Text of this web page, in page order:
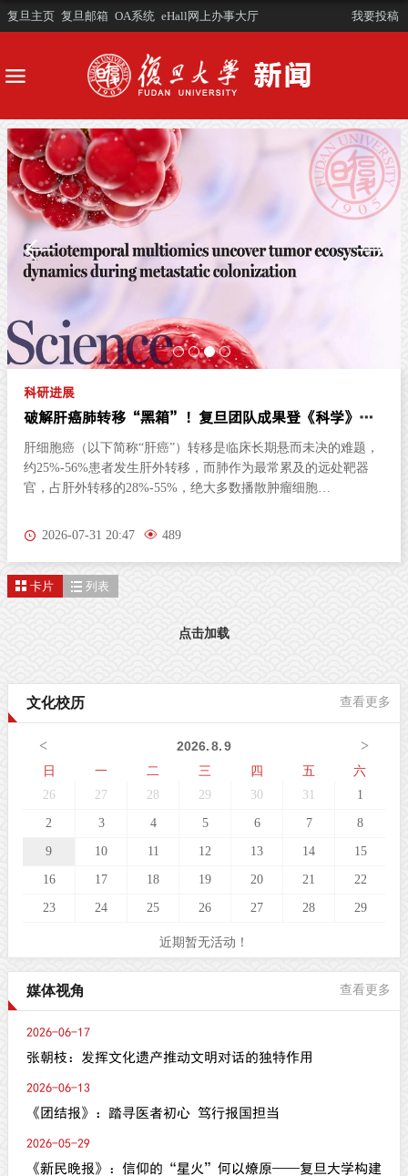
复旦主页 复旦邮箱 OA系统 eHall网上办事大厅 我要投稿
科研进展
破解肝癌肺转移“黑箱”！复旦团队成果登《科学》杂
志
肝细胞癌（以下简称“肝癌”）转移是临床长期悬而未决的难题，
约25%-56%患者发生肝外转移，而肺作为最常累及的远处靶器
官，占肝外转移的28%-55%，绝大多数播散肿瘤细胞
疫系统识别并清除，仅有极少数休眠细胞侥幸存活，逐步形成微
部微环境协同演化，其完整时空动态机制一直是肿瘤转移领域
院士、周俭院士、孙云帆副主任医师团队，联合基因组多维解析
队，在《科学》（Science）在线发表题为 “Spatiotemporal Multi-
Omics Uncover Tumor Ecosystem Dynamics During Metastatic
了覆盖9个连续时
2026-07-31 20:47 489
卡片 列表
点击加载
文化校历 查看更多
< >
2026.8.9
日
一 二 三 四 五 六
26 27 28 29 30 31 1
2 3 4 5 6 7 8
9 10 11 12 13 14 15
16 17 18 19 20 21 22
23 24 25 26 27 28 29
近期暂无活动！
媒体视角 查看更多
2026-06-17
张朝枝：发挥文化遗产推动文明对话的独特作用
2026-06-13
《团结报》：踏寻医者初心 笃行报国担当
2026-05-29
《新民晚报》：信仰的“星火”何以燎原——复旦大学构建